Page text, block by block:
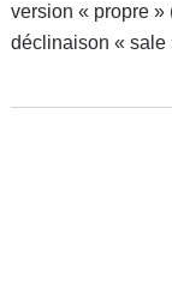
version « propre »
déclinaison « sale
est-il aussi